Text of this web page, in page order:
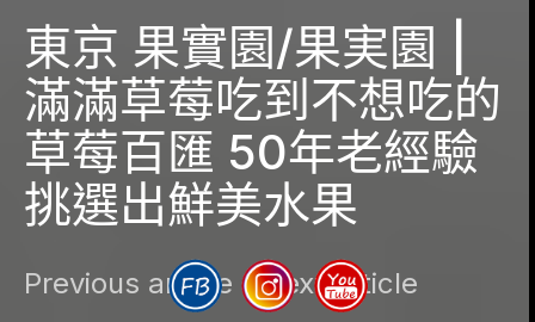
東京 果實園/果実園 |
滿滿草莓吃到不想吃的
草莓百匯 50年老經驗
挑選出鮮美水果
Previous article Next article